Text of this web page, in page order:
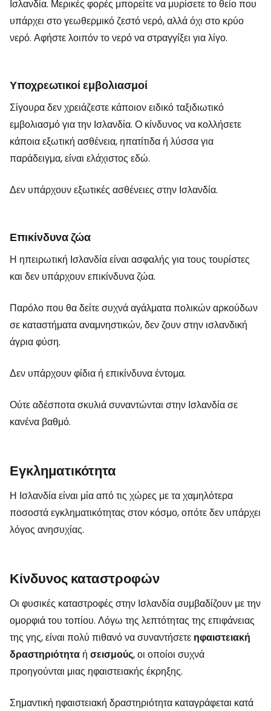
Ισλανδία. Μερικές φορές μπορείτε να μυρίσετε το θείο που
υπάρχει στο γεωθερμικό ζεστό νερό, αλλά όχι στο κρύο
νερό. Αφήστε λοιπόν το νερό να στραγγίξει για λίγο.
Υποχρεωτικοί εμβολιασμοί
Σίγουρα δεν χρειάζεστε κάποιον ειδικό ταξιδιωτικό
εμβολιασμό για την Ισλανδία. Ο κίνδυνος να κολλήσετε
κάποια εξωτική ασθένεια, ηπατίτιδα ή λύσσα για
παράδειγμα, είναι ελάχιστος εδώ.
Δεν υπάρχουν εξωτικές ασθένειες στην Ισλανδία.
Επικίνδυνα ζώα
Η ηπειρωτική Ισλανδία είναι ασφαλής για τους τουρίστες
και δεν υπάρχουν επικίνδυνα ζώα.
Παρόλο που θα δείτε συχνά αγάλματα πολικών αρκούδων
σε καταστήματα αναμνηστικών, δεν ζουν στην ισλανδική
άγρια φύση.
Δεν υπάρχουν φίδια ή επικίνδυνα έντομα.
Ούτε αδέσποτα σκυλιά συναντώνται στην Ισλανδία σε
κανένα βαθμό.
Εγκληματικότητα
Η Ισλανδία είναι μία από τις χώρες με τα χαμηλότερα
ποσοστά εγκληματικότητας στον κόσμο, οπότε δεν υπάρχει
λόγος ανησυχίας.
Κίνδυνος καταστροφών
Οι φυσικές καταστροφές στην Ισλανδία συμβαδίζουν με την
ομορφιά του τοπίου. Λόγω της λεπτότητας της επιφάνειας
της γης, είναι πολύ πιθανό να συναντήσετε ηφαιστειακή
δραστηριότητα ή σεισμούς, οι οποίοι συχνά
προηγούνται μιας ηφαιστειακής έκρηξης.
Σημαντική ηφαιστειακή δραστηριότητα καταγράφεται κατά